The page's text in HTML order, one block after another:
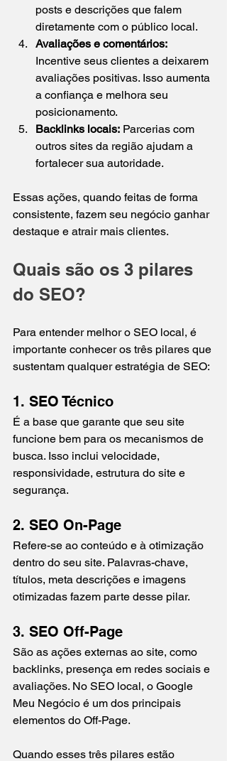
posts e descrições que falem
diretamente com o público local.
Avaliações e comentários:
Incentive seus clientes a deixarem
avaliações positivas. Isso aumenta
a confiança e melhora seu
posicionamento.
Backlinks locais: Parcerias com
outros sites da região ajudam a
fortalecer sua autoridade.
Essas ações, quando feitas de forma
consistente, fazem seu negócio ganhar
destaque e atrair mais clientes.
Quais são os 3 pilares
do SEO?
Para entender melhor o SEO local, é
importante conhecer os três pilares que
sustentam qualquer estratégia de SEO:
1. SEO Técnico
É a base que garante que seu site
funcione bem para os mecanismos de
busca. Isso inclui velocidade,
responsividade, estrutura do site e
segurança.
2. SEO On-Page
Refere-se ao conteúdo e à otimização
dentro do seu site. Palavras-chave,
títulos, meta descrições e imagens
otimizadas fazem parte desse pilar.
3. SEO Off-Page
São as ações externas ao site, como
backlinks, presença em redes sociais e
avaliações. No SEO local, o Google
Meu Negócio é um dos principais
elementos do Off-Page.
Quando esses três pilares estão